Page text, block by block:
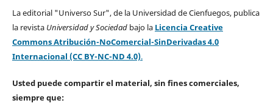
La editorial "Universo Sur", de la Universidad de Cienfuegos, publica
la revista Universidad y Sociedad bajo la Licencia Creative
Commons Atribución-NoComercial-SinDerivadas 4.0
Internacional (CC BY-NC-ND 4.0).
Usted puede compartir el material, sin fines comerciales,
siempre que: